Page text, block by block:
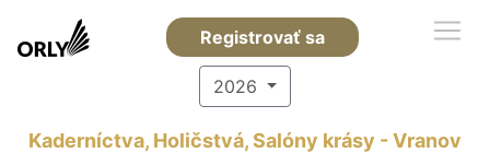
Registrovať sa
2026
Kaderníctva, Holičstvá, Salóny krásy - Vranov